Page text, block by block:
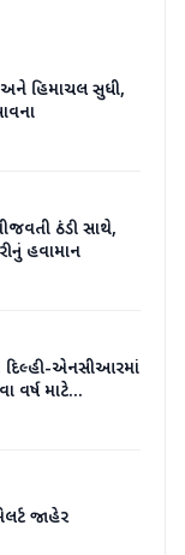
અને હિમાચલ સુધી,
ઠંડી સાથે,
હવામાન
દિલ્હી-એનસીઆરમાં
વર્ષ માટે
જાહેર